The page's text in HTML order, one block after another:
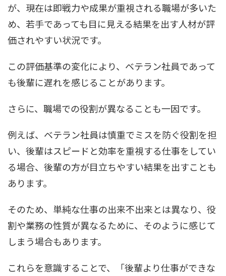
が、現在は即戦力や成果が重視される職場が多いた
め、若手であっても目に見える結果を出す人材が評
価されやすい状況です。
この評価基準の変化により、ベテラン社員であって
も後輩に遅れを感じることがあります。
さらに、職場での役割が異なることも一因です。
例えば、ベテラン社員は慎重でミスを防ぐ役割を担
い、後輩はスピードと効率を重視する仕事をしてい
る場合、後輩の方が目立ちやすい結果を出すことも
あります。
そのため、単純な仕事の出来不出来とは異なり、役
割や業務の性質が異なるために、そのように感じて
しまう場合もあります。
これらを意識することで、「後輩より仕事ができな